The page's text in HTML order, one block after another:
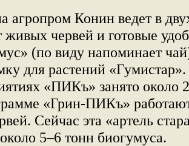
агропром Конин ведет в
живых червей и готовые
(по виду напоминает
для растений
«ПИКъ» занято около
«Грин-ПИКъ»
Сейчас эта «артель
5–6 тонн биогумуса.